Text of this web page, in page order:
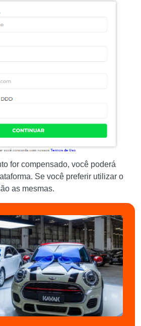
for compensado, você poderá
Se você preferir utilizar o
as mesmas.